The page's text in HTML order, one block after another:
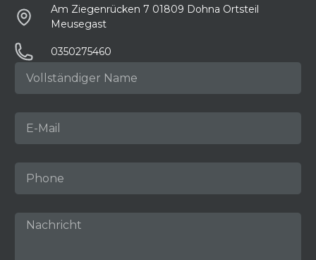
Am Ziegenrücken 7 01809 Dohna Ortsteil
Meusegast
0350275460